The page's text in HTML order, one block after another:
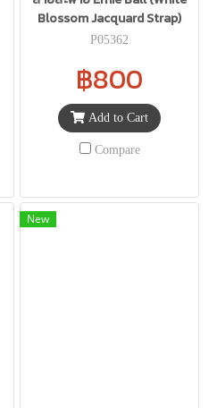
Blossom Jacquard Strap)
P05362
฿800
Add to Cart
Compare
New